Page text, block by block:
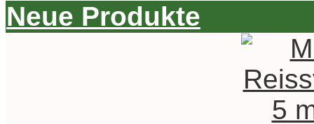
Neue Produkte